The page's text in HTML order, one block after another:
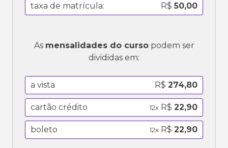
taxa de matrícula: R$ 50,00
As mensalidades do cursopodem ser
divididas em:
a vista R$ 274,80
cartão crédito 12x R$ 22,90
boleto 12x R$ 22,90